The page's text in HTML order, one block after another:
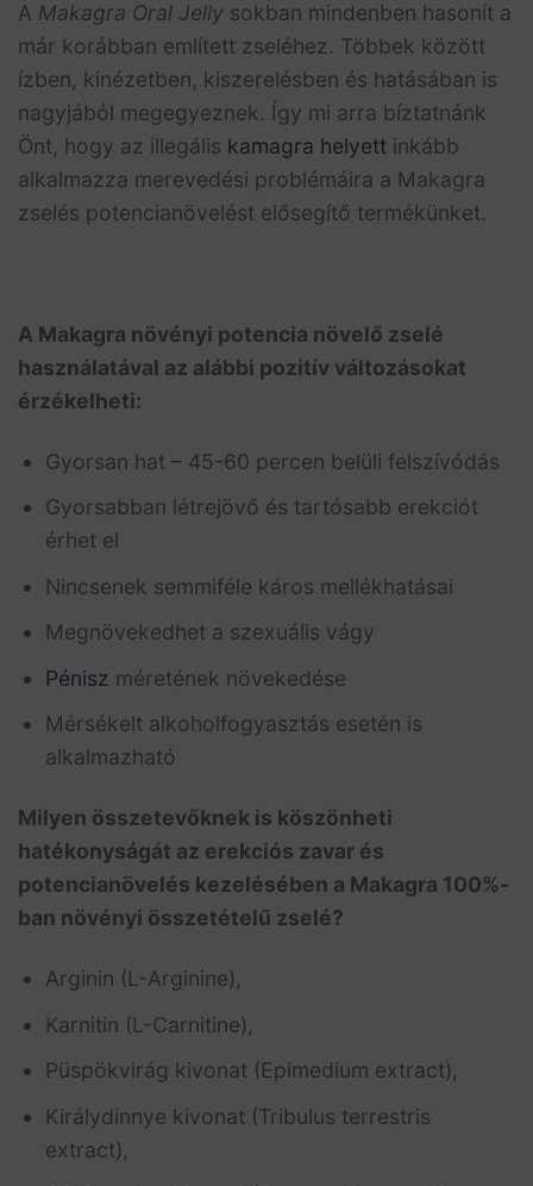
A Makagra Oral Jelly sokban mindenben hasonít a
már korábban említett zseléhez. Többek között
ízben, kinézetben, kiszerelésben és hatásában is
nagyjából megegyeznek. Így mi arra bíztatnánk
Önt, hogy az illegális kamagra helyett inkább
alkalmazza merevedési problémáira a Makagra
zselés potencianövelést elősegítő termékünket.
A Makagra növényi potencia növelő zselé
használatával az alábbi pozitív változásokat
érzékelheti:
Gyorsan hat – 45-60 percen belüli felszívódás
Gyorsabban létrejövő és tartósabb erekciót
érhet el
Nincsenek semmiféle káros mellékhatásai
Megnövekedhet a szexuális vágy
Pénisz méretének növekedése
Mérsékelt alkoholfogyasztás esetén is
alkalmazható
Milyen összetevőknek is köszönheti
hatékonyságát az erekciós zavar és
potencianövelés kezelésében a Makagra 100%-
ban növényi összetételű zselé?
Arginin (L-Arginine),
Karnitin (L-Carnitine),
Püspökvirág kivonat (Epimedium extract),
Királydinnye kivonat (Tribulus terrestris
extract),